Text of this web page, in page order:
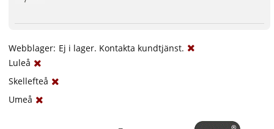
Webblager: Ej i lager. Kontakta kundtjänst.
Luleå
Skellefteå
Umeå